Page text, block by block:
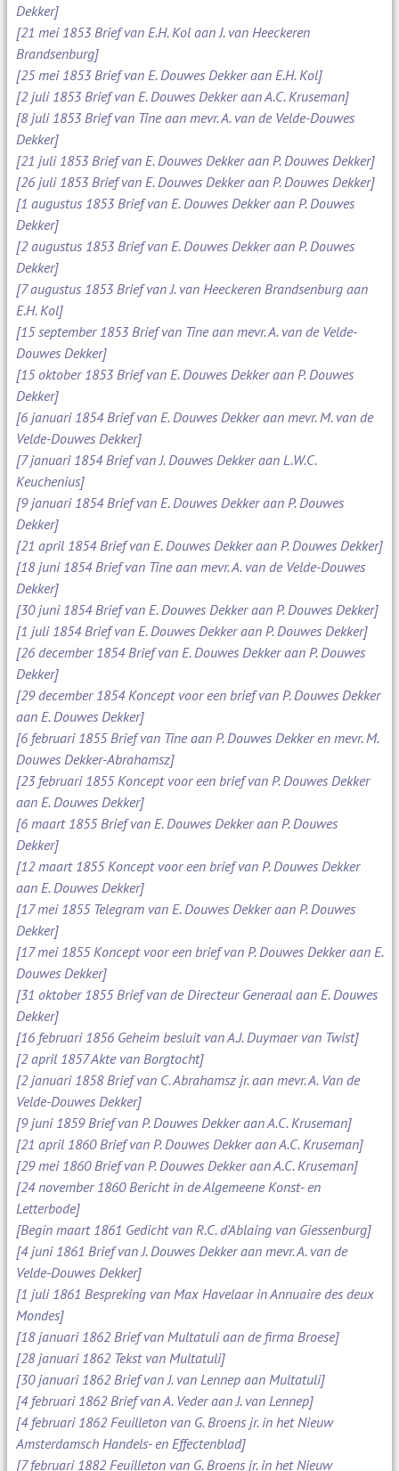
Dekker]
[21 mei 1853 Brief van E.H. Kol aan J. van Heeckeren
Brandsenburg]
[25 mei 1853 Brief van E. Douwes Dekker aan E.H. Kol]
[2 juli 1853 Brief van E. Douwes Dekker aan A.C. Kruseman]
[8 juli 1853 Brief van Tine aan mevr. A. van de Velde-Douwes
Dekker]
[21 juli 1853 Brief van E. Douwes Dekker aan P. Douwes Dekker]
[26 juli 1853 Brief van E. Douwes Dekker aan P. Douwes Dekker]
[1 augustus 1853 Brief van E. Douwes Dekker aan P. Douwes
Dekker]
[2 augustus 1853 Brief van E. Douwes Dekker aan P. Douwes
Dekker]
[7 augustus 1853 Brief van J. van Heeckeren Brandsenburg aan
E.H. Kol]
[15 september 1853 Brief van Tine aan mevr. A. van de Velde-
Douwes Dekker]
[15 oktober 1853 Brief van E. Douwes Dekker aan P. Douwes
Dekker]
[6 januari 1854 Brief van E. Douwes Dekker aan mevr. M. van de
Velde-Douwes Dekker]
[7 januari 1854 Brief van J. Douwes Dekker aan L.W.C.
Keuchenius]
[9 januari 1854 Brief van E. Douwes Dekker aan P. Douwes
Dekker]
[21 april 1854 Brief van E. Douwes Dekker aan P. Douwes Dekker]
[18 juni 1854 Brief van Tine aan mevr. A. van de Velde-Douwes
Dekker]
[30 juni 1854 Brief van E. Douwes Dekker aan P. Douwes Dekker]
[1 juli 1854 Brief van E. Douwes Dekker aan P. Douwes Dekker]
[26 december 1854 Brief van E. Douwes Dekker aan P. Douwes
Dekker]
[29 december 1854 Koncept voor een brief van P. Douwes Dekker
aan E. Douwes Dekker]
[6 februari 1855 Brief van Tine aan P. Douwes Dekker en mevr. M.
Douwes Dekker-Abrahamsz]
[23 februari 1855 Koncept voor een brief van P. Douwes Dekker
aan E. Douwes Dekker]
[6 maart 1855 Brief van E. Douwes Dekker aan P. Douwes
Dekker]
[12 maart 1855 Koncept voor een brief van P. Douwes Dekker
aan E. Douwes Dekker]
[17 mei 1855 Telegram van E. Douwes Dekker aan P. Douwes
Dekker]
[17 mei 1855 Koncept voor een brief van P. Douwes Dekker aan E.
Douwes Dekker]
[31 oktober 1855 Brief van de Directeur Generaal aan E. Douwes
Dekker]
[16 februari 1856 Geheim besluit van A.J. Duymaer van Twist]
[2 april 1857 Akte van Borgtocht]
[2 januari 1858 Brief van C. Abrahamsz jr. aan mevr. A. Van de
Velde-Douwes Dekker]
[9 juni 1859 Brief van P. Douwes Dekker aan A.C. Kruseman]
[21 april 1860 Brief van P. Douwes Dekker aan A.C. Kruseman]
[29 mei 1860 Brief van P. Douwes Dekker aan A.C. Kruseman]
[24 november 1860 Bericht in de Algemeene Konst- en
Letterbode]
[Begin maart 1861 Gedicht van R.C. d'Ablaing van Giessenburg]
[4 juni 1861 Brief van J. Douwes Dekker aan mevr. A. van de
Velde-Douwes Dekker]
[1 juli 1861 Bespreking van Max Havelaar in Annuaire des deux
Mondes]
[18 januari 1862 Brief van Multatuli aan de firma Broese]
[28 januari 1862 Tekst van Multatuli]
[30 januari 1862 Brief van J. van Lennep aan Multatuli]
[4 februari 1862 Brief van A. Veder aan J. van Lennep]
[4 februari 1862 Feuilleton van G. Broens jr. in het Nieuw
Amsterdamsch Handels- en Effectenblad]
[7 februari 1882 Feuilleton van G. Broens jr. in het Nieuw